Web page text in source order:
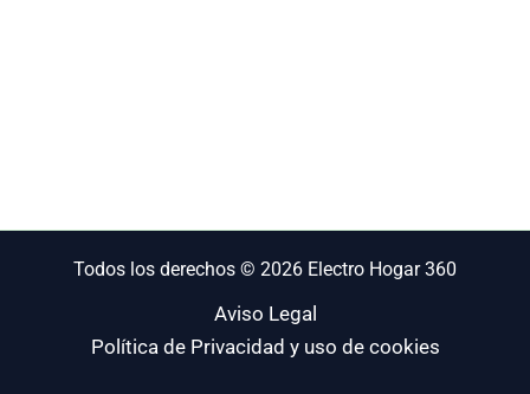
Todos los derechos © 2026 Electro Hogar 360
Aviso Legal
Política de Privacidad y uso de cookies